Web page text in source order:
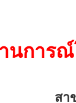
นการ
สา